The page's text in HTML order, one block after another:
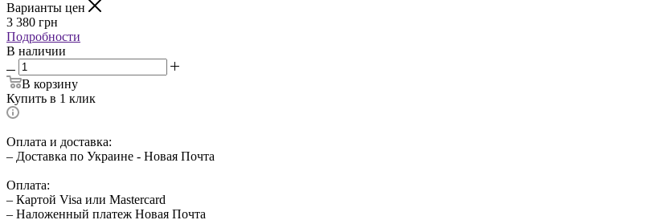
Варианты цен
3 380 грн
Подробности
В наличии
В корзину
Купить в 1 клик
Оплата и доставка:
– Доставка по Украине - Новая Почта
Оплата:
– Картой Visa или Mastercard
– Наложенный платеж Новая Почта